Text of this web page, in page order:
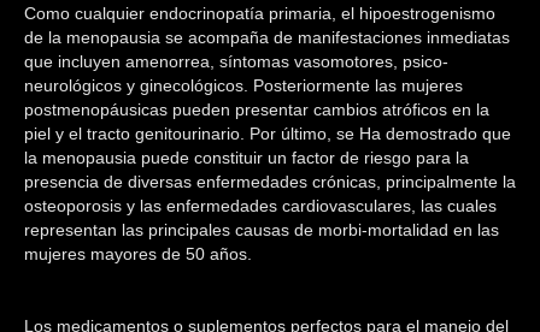
Realizar Pedido
Como cualquier endocrinopatía primaria, el hipoestrogenismo
de la menopausia se acompaña de manifestaciones inmediatas
que incluyen amenorrea, síntomas vasomotores, psico-
neurológicos y ginecológicos. Posteriormente las mujeres
postmenopáusicas pueden presentar cambios atróficos en la
piel y el tracto genitourinario. Por último, se Ha demostrado que
la menopausia puede constituir un factor de riesgo para la
presencia de diversas enfermedades crónicas, principalmente la
osteoporosis y las enfermedades cardiovasculares, las cuales
representan las principales causas de morbi-mortalidad en las
mujeres mayores de 50 años.
Los medicamentos o suplementos perfectos para el manejo del